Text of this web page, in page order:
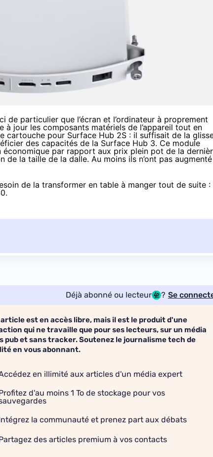
de particulier que l’écran et l’ordinateur à proprement
jour les composants matériels de l’appareil tout en
cartouche pour Surface Hub 2S : il suffisait de la
des capacités de la Surface Hub 3. Ce module
par rapport aux prix plein pot de la
la taille de la dalle. Au moins ils n’ont pas augmenté
de la transformer en table à manger tout de suite :
.
Déjà abonné ou lecteur ? Se
est en accès libre, mais il est le produit d'une
qui ne travaille que pour ses lecteurs, sur un média
pub et sans tracker. Soutenez le journalisme tech de
en vous abonnant.
en illimité aux articles d'un média expert
d'au moins 1 To de stockage pour vos
la communauté et prenez part aux débats
des articles premium à vos contacts